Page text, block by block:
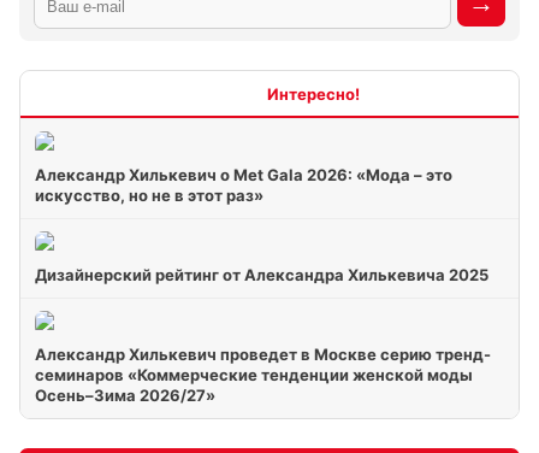
Александр Хилькевич о Met Gala 2026: «Мода – это
искусство, но не в этот раз»
Дизайнерский рейтинг от Александра Хилькевича 2025
Александр Хилькевич проведет в Москве серию тренд-
семинаров «Коммерческие тенденции женской моды
Осень–Зима 2026/27»